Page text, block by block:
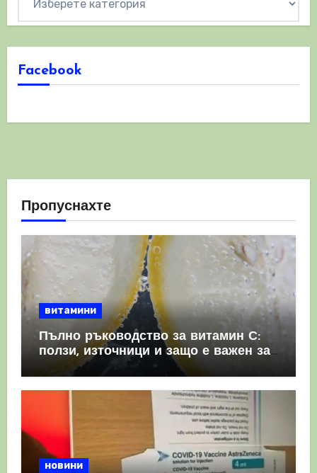
Facebook
Пропуснахте
витамини
Пълно ръководство за витамин С:
ползи, източници и защо е важен за
имунната система
новини